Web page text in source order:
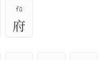
fǔ
府